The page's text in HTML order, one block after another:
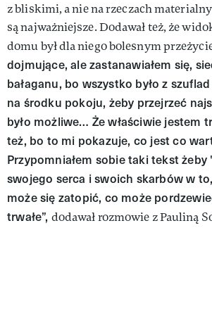
z bliskimi, a nie na rzeczach
są najważniejsze. Dodawał też, że
domu był dla niego bolesnym
dojmujące, ale zastanawiałem się,
bałaganu, bo wszystko było z
na środku pokoju, żeby przejrzeć
było możliwe… Że właściwie jestem
też, bo to mi pokazuje, co jest co
Przypomniałem sobie taki tekst
swojego serca i swoich skarbów w
może się zatopić, co może
trwałe”, dodawał rozmowie z Pauliną